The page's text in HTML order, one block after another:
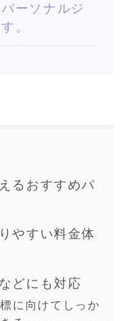
ーソナルジ
。
るおすすめパ
やすい料金体
どにも対応
に向けてしっか